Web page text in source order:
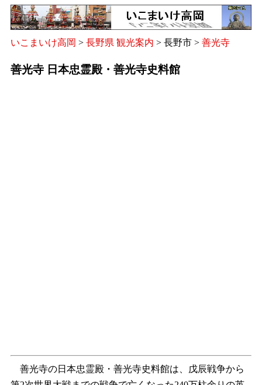
いこまいけ高岡 > 長野県 観光案内 > 長野市 > 善光寺
善光寺 日本忠霊殿・善光寺史料館
善光寺の日本忠霊殿・善光寺史料館は、戊辰戦争から